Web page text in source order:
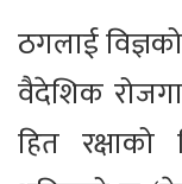
ठगलाई
वैदेशिक
हित रक्षाको